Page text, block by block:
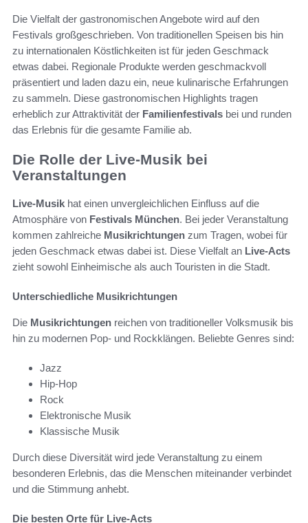
Die Vielfalt der gastronomischen Angebote wird auf den
Festivals großgeschrieben. Von traditionellen Speisen bis hin
zu internationalen Köstlichkeiten ist für jeden Geschmack
etwas dabei. Regionale Produkte werden geschmackvoll
präsentiert und laden dazu ein, neue kulinarische Erfahrungen
zu sammeln. Diese gastronomischen Highlights tragen
erheblich zur Attraktivität der Familienfestivals bei und runden
das Erlebnis für die gesamte Familie ab.
Die Rolle der Live-Musik bei
Veranstaltungen
Live-Musik hat einen unvergleichlichen Einfluss auf die
Atmosphäre von Festivals München. Bei jeder Veranstaltung
kommen zahlreiche Musikrichtungen zum Tragen, wobei für
jeden Geschmack etwas dabei ist. Diese Vielfalt an Live-Acts
zieht sowohl Einheimische als auch Touristen in die Stadt.
Unterschiedliche Musikrichtungen
Die Musikrichtungen reichen von traditioneller Volksmusik bis
hin zu modernen Pop- und Rockklängen. Beliebte Genres sind:
Jazz
Hip-Hop
Rock
Elektronische Musik
Klassische Musik
Durch diese Diversität wird jede Veranstaltung zu einem
besonderen Erlebnis, das die Menschen miteinander verbindet
und die Stimmung anhebt.
Die besten Orte für Live-Acts